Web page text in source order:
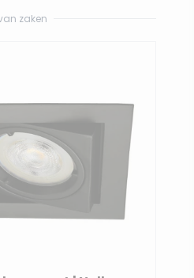
zaken